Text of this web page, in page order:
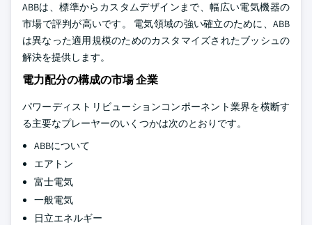
ABBは、標準からカスタムデザインまで、幅広い電気機器の
市場で評判が高いです。 電気領域の強い確立のために、ABB
は異なった適用規模のためのカスタマイズされたブッシュの
解決を提供します。
電力配分の構成の市場 企業
パワーディストリビューションコンポーネント業界を横断す
る主要なプレーヤーのいくつかは次のとおりです。
ABBについて
エアトン
富士電気
一般電気
日立エネルギー